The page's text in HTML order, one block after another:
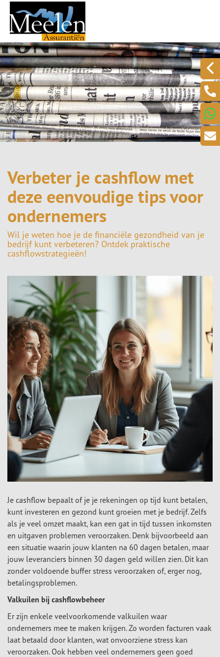
Verbeter je cashflow met
deze eenvoudige tips voor
ondernemers
Wil je weten hoe je de financiële gezondheid van je
bedrijf kunt verbeteren? Ontdek praktische
cashflowstrategieën!
Je cashflow bepaalt of je je rekeningen op tijd kunt betalen,
kunt investeren en gezond kunt groeien met je bedrijf. Zelfs
als je veel omzet maakt, kan een gat in tijd tussen inkomsten
en uitgaven problemen veroorzaken. Denk bijvoorbeeld aan
een situatie waarin jouw klanten na 60 dagen betalen, maar
jouw leveranciers binnen 30 dagen geld willen zien. Dit kan
zonder voldoende buffer stress veroorzaken of, erger nog,
betalingsproblemen.
Valkuilen bij cashflowbeheer
Er zijn enkele veelvoorkomende valkuilen waar
ondernemers mee te maken krijgen. Zo worden facturen vaak
laat betaald door klanten, wat onvoorziene stress kan
veroorzaken. Ook hebben veel ondernemers geen goed